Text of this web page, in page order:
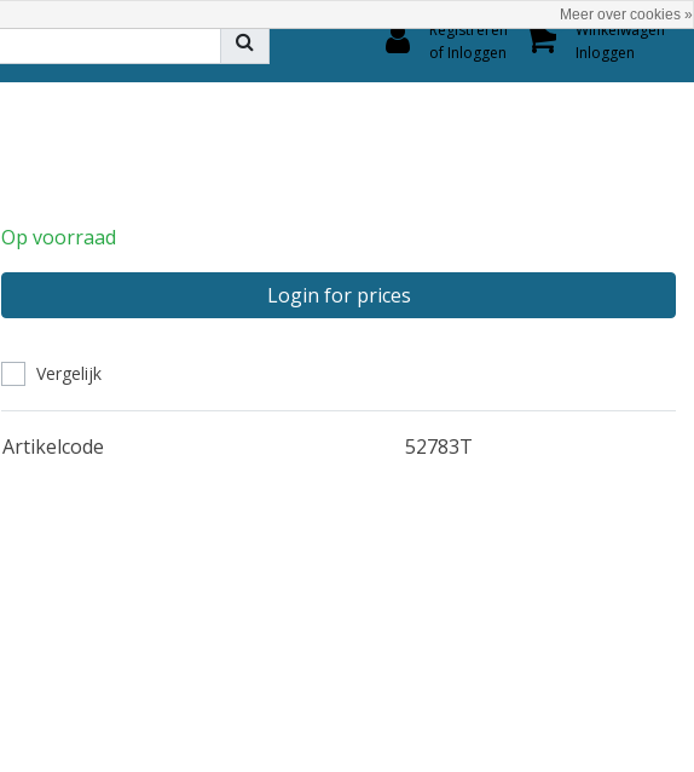
Registreren
of Inloggen
Winkelwagen
Inloggen
Op voorraad
Login for prices
Vergelijk
Artikelcode 52783T
Meer over cookies »